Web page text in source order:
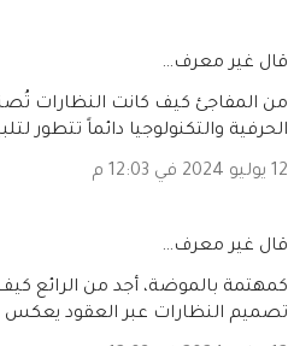
‏قال غير معرف…
من المفاجئ كيف كانت النظارات
الحرفية والتكنولوجيا دائماً تتطور
12 يوليو 2024 في 12:03 م
‏قال غير معرف…
كمهتمة بالموضة، أجد من الرائع
تصميم النظارات عبر العقود يعكس